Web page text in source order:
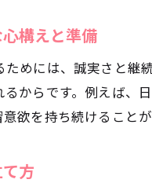
独学と講座活用のメ
忙しい人にもおすす
齢制限や受検資格に関
受検資格の条件と高
構えと準備
めには、誠実さと
からです。例えば
欲を持ち続けること
方